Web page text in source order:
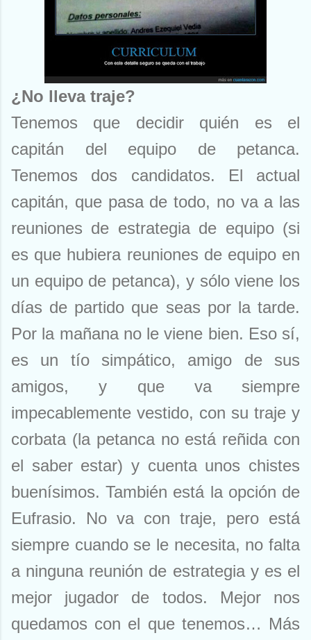
¿No lleva traje?
Tenemos que decidir quién es el
capitán del equipo de petanca.
Tenemos dos candidatos. El actual
capitán, que pasa de todo, no va a las
reuniones de estrategia de equipo (si
es que hubiera reuniones de equipo en
un equipo de petanca), y sólo viene los
días de partido que seas por la tarde.
Por la mañana no le viene bien. Eso sí,
es un tío simpático, amigo de sus
amigos, y que va siempre
impecablemente vestido, con su traje y
corbata (la petanca no está reñida con
el saber estar) y cuenta unos chistes
buenísimos. También está la opción de
Eufrasio. No va con traje, pero está
siempre cuando se le necesita, no falta
a ninguna reunión de estrategia y es el
mejor jugador de todos. Mejor nos
quedamos con el que tenemos… Más